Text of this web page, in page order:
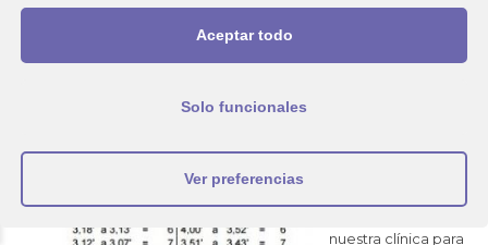
Aceptar todo
Solo funcionales
Ver preferencias
los objetivos de los
opositores?
nuestra clínica para